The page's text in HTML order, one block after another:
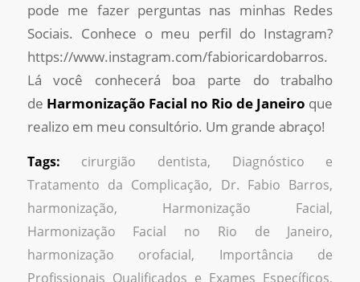
pode me fazer perguntas nas minhas Redes
Sociais. Conhece o meu perfil do Instagram?
https://www.instagram.com/fabioricardobarros.
Lá você conhecerá boa parte do trabalho
de Harmonização Facial no Rio de Janeiro que
realizo em meu consultório. Um grande abraço!
Tags: cirurgião dentista, Diagnóstico e
Tratamento da Complicação, Dr. Fabio Barros,
harmonização, Harmonização Facial,
Harmonização Facial no Rio de Janeiro,
harmonização orofacial, Importância de
Profissionais Qualificados e Exames Específicos,